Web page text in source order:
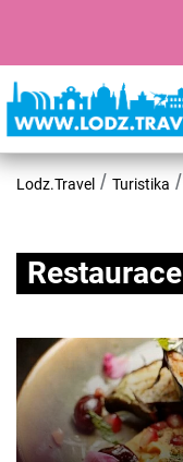
Lodz.Travel Turistika
Restaurace